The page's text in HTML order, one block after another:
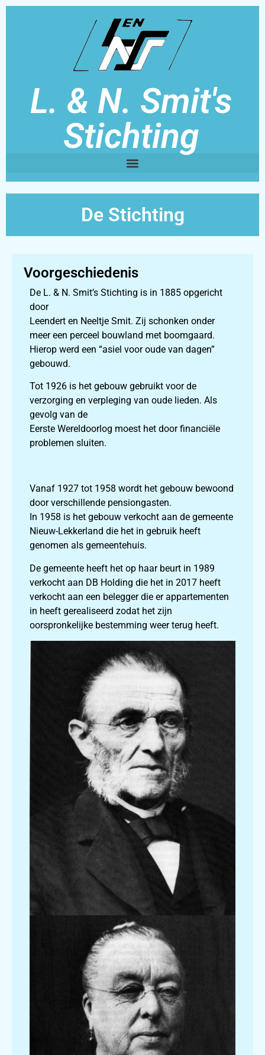
L. & N. Smit's
Stichting
De Stichting
Voorgeschiedenis
De L. & N. Smit’s Stichting is in 1885 opgericht
door
Leendert en Neeltje Smit. Zij schonken onder
meer een perceel bouwland met boomgaard.
Hierop werd een “asiel voor oude van dagen”
gebouwd.
Tot 1926 is het gebouw gebruikt voor de
verzorging en verpleging van oude lieden. Als
gevolg van de
Eerste Wereldoorlog moest het door financiële
problemen sluiten.
Vanaf 1927 tot 1958 wordt het gebouw bewoond
door verschillende pensiongasten.
In 1958 is het gebouw verkocht aan de gemeente
Nieuw-Lekkerland die het in gebruik heeft
genomen als gemeentehuis.
De gemeente heeft het op haar beurt in 1989
verkocht aan DB Holding die het in 2017 heeft
verkocht aan een belegger die er appartementen
in heeft gerealiseerd zodat het zijn
oorspronkelijke bestemming weer terug heeft.